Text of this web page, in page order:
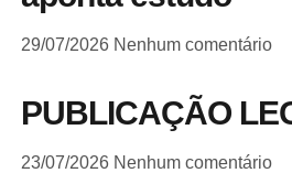
29/07/2026 Nenhum comentário
PUBLICAÇÃO
23/07/2026 Nenhum comentário